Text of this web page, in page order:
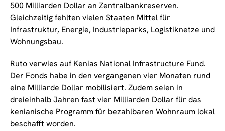
500 Milliarden Dollar an Zentralbankreserven.
Gleichzeitig fehlten vielen Staaten Mittel für
Infrastruktur, Energie, Industrieparks, Logistiknetze und
Wohnungsbau.
Ruto verwies auf Kenias National Infrastructure Fund.
Der Fonds habe in den vergangenen vier Monaten rund
eine Milliarde Dollar mobilisiert. Zudem seien in
dreieinhalb Jahren fast vier Milliarden Dollar für das
kenianische Programm für bezahlbaren Wohnraum lokal
beschafft worden.